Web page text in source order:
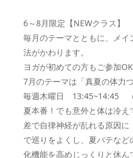
6～8月限定【NEWクラス】
毎月のテーマとともに、メ
法がかわります。
ヨガが初めての方もご参加OK
7月のテーマは「真夏の体力
毎週木曜日 13:45~14:45 （
夏本番！でも意外と体は冷
差で自律神経が乱れる原因
で巡りをよくし、夏バテな
化機能を高めじっくりと休ん